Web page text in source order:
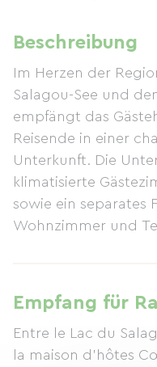
Beschreibung
Im Herzen der
Salagou-See und
empfängt das
Reisende in einer
Unterkunft. Die
klimatisierte
sowie ein separates
Wohnzimmer und
Entspannen, wie
Gäste können
ausgestatteten
Empfang für
Entre le Lac du
la maison d’hôtes